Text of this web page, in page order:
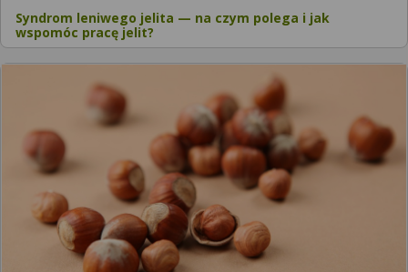
Syndrom leniwego jelita — na czym polega i jak
wspomóc pracę jelit?